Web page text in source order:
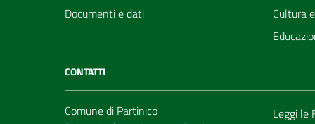
Documenti e dati
Cultura
CONTATTI
Comune di Partinico
Leggi le